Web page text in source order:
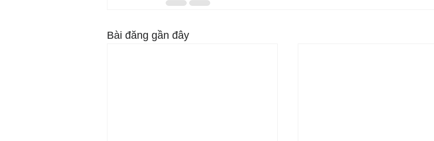
Bài đăng gần đây